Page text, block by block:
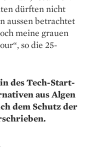
dürften nicht
aussen betrachtet
meine grauen
so die 25-
des Tech-Start-
aus Algen
dem Schutz der